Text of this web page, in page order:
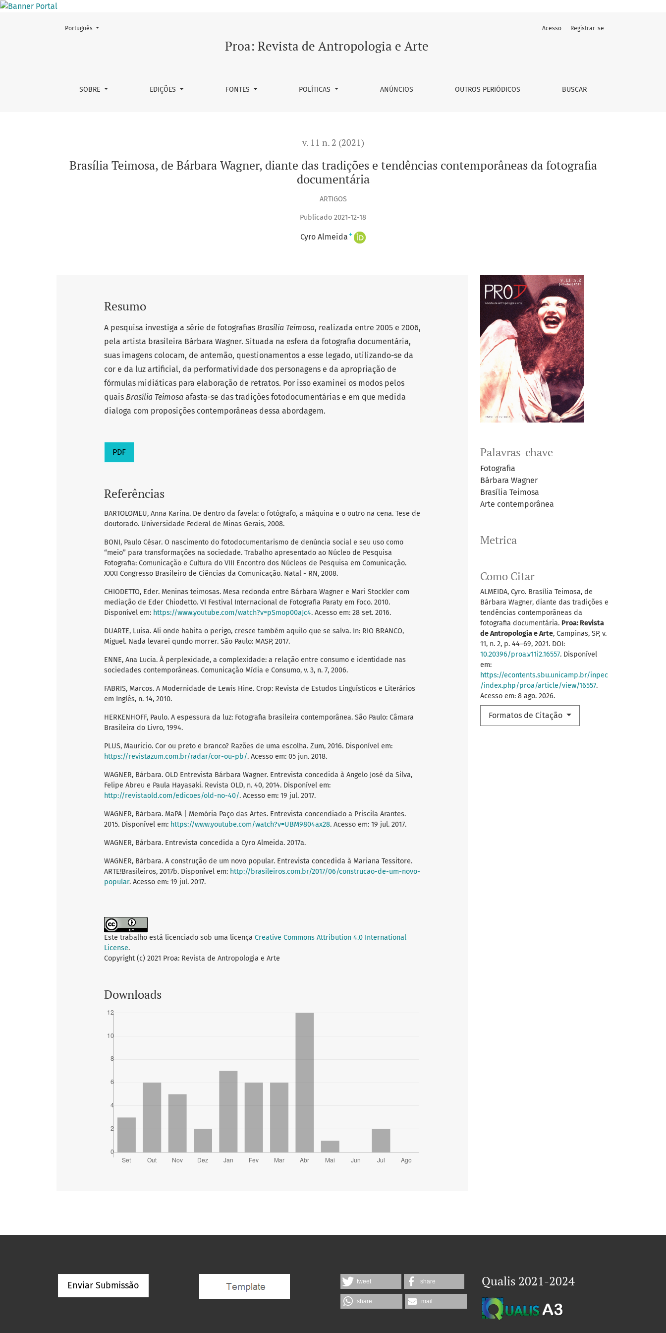
Brasília Teimosa, de Bárbara Wagner, diante das tradições e tendências contemporâneas da fotografia documentária
Proa: Revista de Antropologia e Arte
SOBRE EDIÇÕES FONTES POLÍTICAS ANÚNCIOS OUTROS PERIÓDICOS BUSCAR
Acesso Registrar-se
Mudar o idioma. O atual é:
Português
v. 11 n. 2 (2021)
Brasília Teimosa, de Bárbara Wagner, diante das tradições e tendências contemporâneas da fotografia
documentária
ARTIGOS
Publicado 2021-12-18
Cyro Almeida +
Palavras-chave
Fotografia
Bárbara Wagner
Brasília Teimosa
Arte contemporânea
Metrica
Como Citar
ALMEIDA, Cyro. Brasília Teimosa, de
Bárbara Wagner, diante das tradições e
tendências contemporâneas da
fotografia documentária. Proa: Revista
de Antropologia e Arte, Campinas, SP, v.
11, n. 2, p. 44–69, 2021. DOI:
10.20396/proa.v11i2.16557. Disponível
em:
https://econtents.sbu.unicamp.br/inpec
/index.php/proa/article/view/16557.
Acesso em: 8 ago. 2026.
Formatos de Citação
Resumo
A pesquisa investiga a série de fotografias Brasília Teimosa, realizada entre 2005 e 2006,
pela artista brasileira Bárbara Wagner. Situada na esfera da fotografia documentária,
suas imagens colocam, de antemão, questionamentos a esse legado, utilizando-se da
cor e da luz artificial, da performatividade dos personagens e da apropriação de
fórmulas midiáticas para elaboração de retratos. Por isso examinei os modos pelos
quais Brasília Teimosa afasta-se das tradições fotodocumentárias e em que medida
dialoga com proposições contemporâneas dessa abordagem.
PDF
Referências
BARTOLOMEU, Anna Karina. De dentro da favela: o fotógrafo, a máquina e o outro na cena. Tese de
doutorado. Universidade Federal de Minas Gerais, 2008.
BONI, Paulo César. O nascimento do fotodocumentarismo de denúncia social e seu uso como
“meio” para transformações na sociedade. Trabalho apresentado ao Núcleo de Pesquisa
Fotografia: Comunicação e Cultura do VIII Encontro dos Núcleos de Pesquisa em Comunicação.
XXXI Congresso Brasileiro de Ciências da Comunicação. Natal - RN, 2008.
CHIODETTO, Eder. Meninas teimosas. Mesa redonda entre Bárbara Wagner e Mari Stockler com
mediação de Eder Chiodetto. VI Festival Internacional de Fotografia Paraty em Foco. 2010.
Disponível em: https://www.youtube.com/watch?v=pSmop00aJc4. Acesso em: 28 set. 2016.
DUARTE, Luisa. Ali onde habita o perigo, cresce também aquilo que se salva. In: RIO BRANCO,
Miguel. Nada levarei qundo morrer. São Paulo: MASP, 2017.
ENNE, Ana Lucia. À perplexidade, a complexidade: a relação entre consumo e identidade nas
sociedades contemporâneas. Comunicação Mídia e Consumo, v. 3, n. 7, 2006.
FABRIS, Marcos. A Modernidade de Lewis Hine. Crop: Revista de Estudos Linguísticos e Literários
em Inglês, n. 14, 2010.
HERKENHOFF, Paulo. A espessura da luz: Fotografia brasileira contemporânea. São Paulo: Câmara
Brasileira do Livro, 1994.
PLUS, Mauricio. Cor ou preto e branco? Razões de uma escolha. Zum, 2016. Disponível em:
https://revistazum.com.br/radar/cor-ou-pb/. Acesso em: 05 jun. 2018.
WAGNER, Bárbara. OLD Entrevista Bárbara Wagner. Entrevista concedida à Angelo José da Silva,
Felipe Abreu e Paula Hayasaki. Revista OLD, n. 40, 2014. Disponível em:
http://revistaold.com/edicoes/old-no-40/. Acesso em: 19 jul. 2017.
WAGNER, Bárbara. MaPA | Memória Paço das Artes. Entrevista concendiado a Priscila Arantes.
2015. Disponível em: https://www.youtube.com/watch?v=UBM9804ax28. Acesso em: 19 jul. 2017.
WAGNER, Bárbara. Entrevista concedida a Cyro Almeida. 2017a.
WAGNER, Bárbara. A construção de um novo popular. Entrevista concedida à Mariana Tessitore.
ARTE!Brasileiros, 2017b. Disponível em: http://brasileiros.com.br/2017/06/construcao-de-um-novo-
popular. Acesso em: 19 jul. 2017.
Este trabalho está licenciado sob uma licença Creative Commons Attribution 4.0 International
License.
Copyright (c) 2021 Proa: Revista de Antropologia e Arte
Downloads
Enviar Submissão tweet share
share mail
Qualis 2021-2024